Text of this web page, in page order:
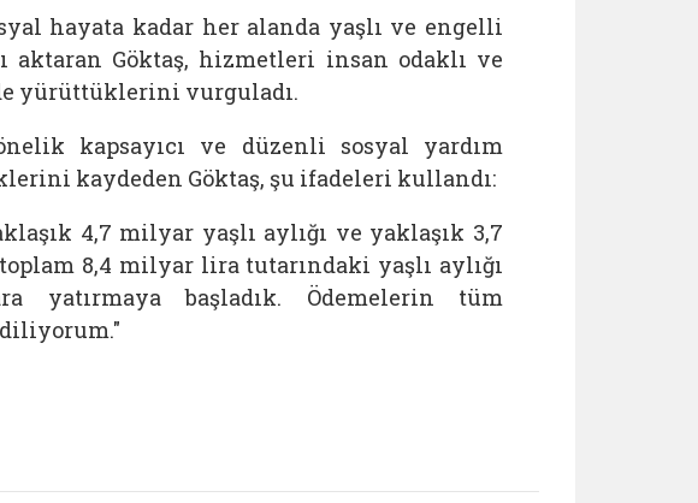
hayata kadar her alanda yaşlı ve engelli
aktaran Göktaş, hizmetleri insan odaklı ve
yürüttüklerini vurguladı.
kapsayıcı ve düzenli sosyal yardım
kaydeden Göktaş, şu ifadeleri kullandı:
4,7 milyar yaşlı aylığı ve yaklaşık 3,7
8,4 milyar lira tutarındaki yaşlı aylığı
yatırmaya başladık. Ödemelerin tüm
diliyorum."